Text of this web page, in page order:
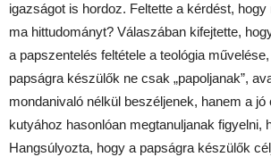
igazságot is hordoz. Feltette a kérdést,
ma hittudományt? Válaszában kifejtette,
a papszentelés feltétele a teológia
papságra készülők ne csak „papoljanak”,
mondanivaló nélkül beszéljenek, hanem a
kutyához hasonlóan megtanuljanak figyelni,
Hangsúlyozta, hogy a papságra készülők